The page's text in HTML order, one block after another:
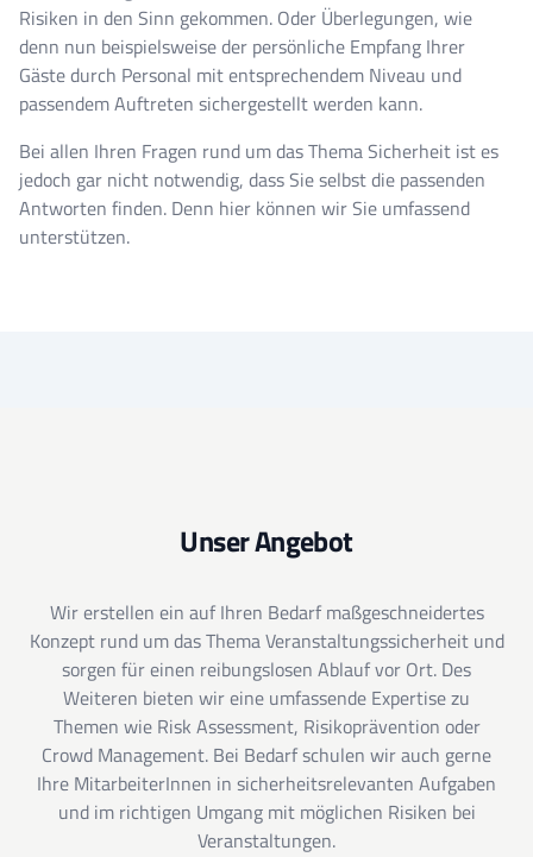
Risiken in den Sinn gekommen. Oder Überlegungen, wie
denn nun beispielsweise der persönliche Empfang Ihrer
Gäste durch Personal mit entsprechendem Niveau und
passendem Auftreten sichergestellt werden kann.
Bei allen Ihren Fragen rund um das Thema Sicherheit ist es
jedoch gar nicht notwendig, dass Sie selbst die passenden
Antworten finden. Denn hier können wir Sie umfassend
unterstützen.
Unser Angebot
Wir erstellen ein auf Ihren Bedarf maßgeschneidertes
Konzept rund um das Thema Veranstaltungssicherheit und
sorgen für einen reibungslosen Ablauf vor Ort. Des
Weiteren bieten wir eine umfassende Expertise zu
Themen wie Risk Assessment, Risikoprävention oder
Crowd Management. Bei Bedarf schulen wir auch gerne
Ihre MitarbeiterInnen in sicherheitsrelevanten Aufgaben
und im richtigen Umgang mit möglichen Risiken bei
Veranstaltungen.